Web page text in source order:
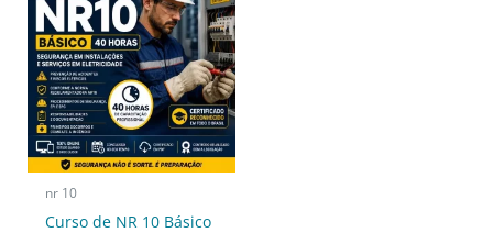
nr 10
Curso de NR 10 Básico